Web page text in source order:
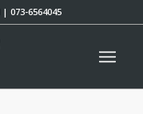
|073-6564045